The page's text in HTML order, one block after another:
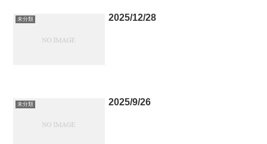
未分類 2025/12/28
未分類 2025/9/26